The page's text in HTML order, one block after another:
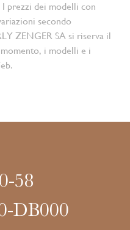
I prezzi dei modelli con
secondo
ZENGER SA si riserva il
i modelli e i
58
DB000